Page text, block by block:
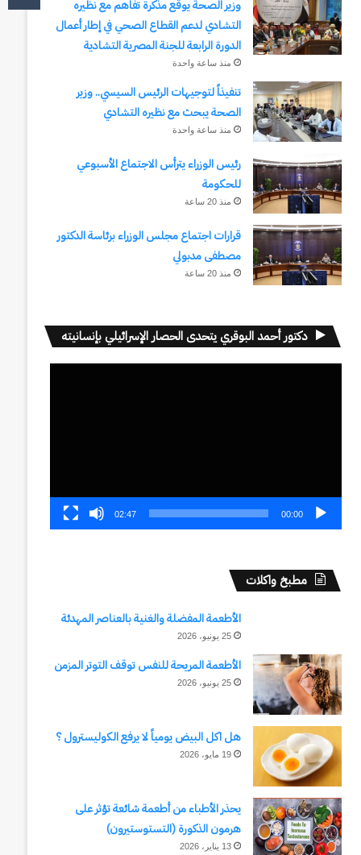
وزير الصحة يوقع مذكرة تفاهم مع نظيره
التشادي لدعم القطاع الصحي في إطار أعمال
الدورة الرابعة للجنة المصرية التشادية
منذ ساعة واحدة
تنفيذاً لتوجيهات الرئيس السيسي.. وزير
الصحة يبحث مع نظيره التشادي
منذ ساعة واحدة
رئيس الوزراء يترأس الاجتماع الأسبوعي
للحكومة
منذ 20 ساعة
قرارات اجتماع مجلس الوزراء برئاسة الدكتور
مصطفى مدبولي
منذ 20 ساعة
دكتور أحمد البوقري يتحدى الحصار الإسرائيلي بإنسانيته
00:00
02:47
مطبخ واكلات
الأطعمة المفضلة والغنية بالعناصر المهدئة
25 يونيو، 2026
الأطعمة المريحة للنفس توقف التوتر المزمن
25 يونيو، 2026
هل اكل البيض يومياً لا يرفع الكوليسترول ؟
19 مايو، 2026
يحذر الأطباء من أطعمة شائعة تؤثر على
هرمون الذكورة (التستوستيرون)
13 يناير، 2026